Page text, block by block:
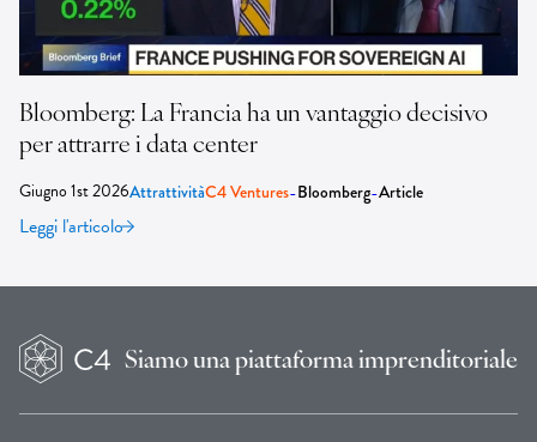
Bloomberg: La Francia ha un vantaggio decisivo
per attrarre i data center
Giugno 1st 2026AttrattivitàC4 Ventures-Bloomberg-Article
Leggi l'articolo
Siamo una piattaforma imprenditoriale